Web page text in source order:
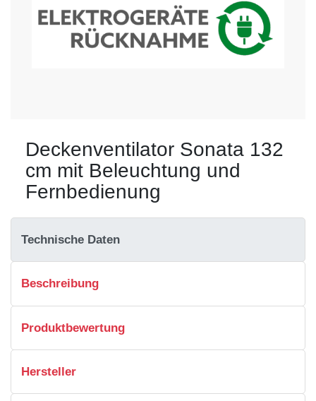
Deckenventilator Sonata 132
cm mit Beleuchtung und
Fernbedienung
Technische Daten
Beschreibung
Produktbewertung
Hersteller